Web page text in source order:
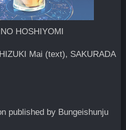
HOSHIYOMI
Mai (text), SAKURADA
published by Bungeishunju